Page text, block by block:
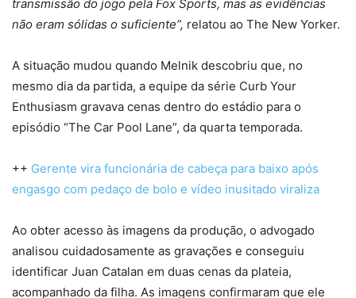
transmissão do jogo pela Fox Sports, mas as evidências
não eram sólidas o suficiente”, relatou ao The New Yorker.
A situação mudou quando Melnik descobriu que, no
mesmo dia da partida, a equipe da série Curb Your
Enthusiasm gravava cenas dentro do estádio para o
episódio “The Car Pool Lane”, da quarta temporada.
++ Gerente vira funcionária de cabeça para baixo após
engasgo com pedaço de bolo e vídeo inusitado viraliza
Ao obter acesso às imagens da produção, o advogado
analisou cuidadosamente as gravações e conseguiu
identificar Juan Catalan em duas cenas da plateia,
acompanhado da filha. As imagens confirmaram que ele